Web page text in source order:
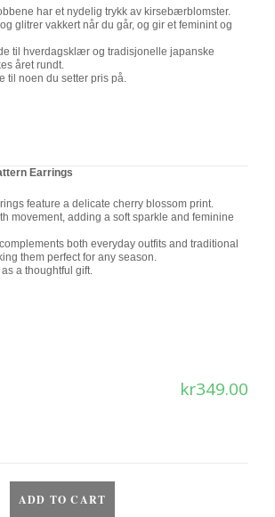
har et nydelig trykk av kirsebærblomster.
glitrer vakkert når du går, og gir et feminint og
til hverdagsklær og tradisjonelle japanske
året rundt.
til noen du setter pris på.
Earrings
feature a delicate cherry blossom print.
movement, adding a soft sparkle and feminine
both everyday outfits and traditional
them perfect for any season.
a thoughtful gift.
kr349.00
ADD TO CART